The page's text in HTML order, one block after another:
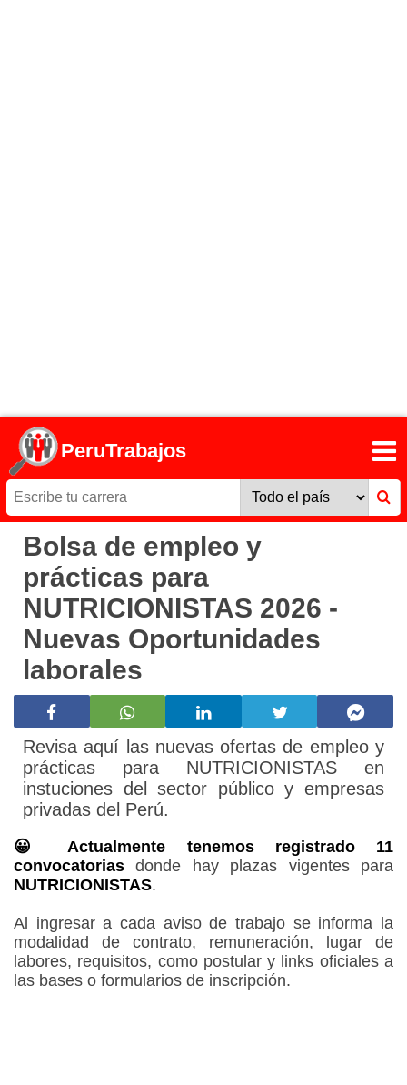
PeruTrabajos
Bolsa de empleo y
prácticas para
NUTRICIONISTAS 2026 -
Nuevas Oportunidades
laborales
Revisa aquí las nuevas ofertas de empleo y
prácticas para NUTRICIONISTAS en
instuciones del sector público y empresas
privadas del Perú.
😀 Actualmente tenemos registrado 11
convocatoriasdonde hay plazas vigentes para
NUTRICIONISTAS.
Al ingresar a cada aviso de trabajo se informa la
modalidad de contrato, remuneración, lugar de
labores, requisitos, como postular y links oficiales a
las bases o formularios de inscripción.